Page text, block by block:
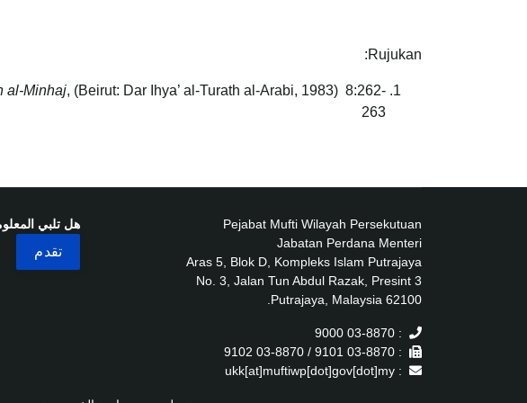
Rujukan:
al-Minhaj, (Beirut: Dar Ihya’ al-Turath al-Arabi, 1983) 8:262-
263
Pejabat Mufti Wilayah Persekutuan
Jabatan Perdana Menteri
Aras 5, Blok D, Kompleks Islam Putrajaya
No. 3, Jalan Tun Abdul Razak, Presint 3
62100 Putrajaya, Malaysia.
: 03-8870 9000
: 03-8870 9101 / 03-8870 9102
: ukk[at]muftiwp[dot]gov[dot]my
هل تلبي